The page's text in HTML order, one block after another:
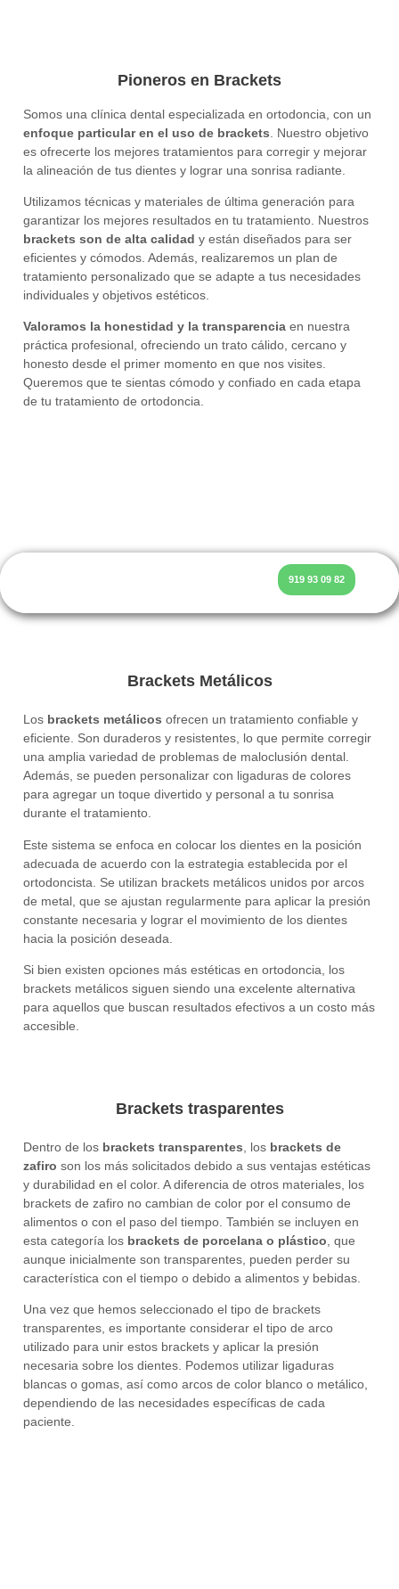
Pioneros en Brackets
Somos una clínica dental especializada en ortodoncia, con un
enfoque particular en el uso de brackets . Nuestro objetivo
es ofrecerte los mejores tratamientos para corregir y mejorar
la alineación de tus dientes y lograr una sonrisa radiante.
Utilizamos técnicas y materiales de última generación para
garantizar los mejores resultados en tu tratamiento. Nuestros
brackets son de alta calidad y están diseñados para ser
eficientes y cómodos. Además, realizaremos un plan de
tratamiento personalizado que se adapte a tus necesidades
individuales y objetivos estéticos.
Valoramos la honestidad y la transparencia en nuestra
práctica profesional, ofreciendo un trato cálido, cercano y
honesto desde el primer momento en que nos visites.
Queremos que te sientas cómodo y confiado en cada etapa
de tu tratamiento de ortodoncia.
919 93 09 82
Brackets Metálicos
Los brackets metálicos ofrecen un tratamiento confiable y
eficiente. Son duraderos y resistentes, lo que permite corregir
una amplia variedad de problemas de maloclusión dental.
Además, se pueden personalizar con ligaduras de colores
para agregar un toque divertido y personal a tu sonrisa
durante el tratamiento.
Este sistema se enfoca en colocar los dientes en la posición
adecuada de acuerdo con la estrategia establecida por el
ortodoncista. Se utilizan brackets metálicos unidos por arcos
de metal, que se ajustan regularmente para aplicar la presión
constante necesaria y lograr el movimiento de los dientes
hacia la posición deseada.
Si bien existen opciones más estéticas en ortodoncia, los
brackets metálicos siguen siendo una excelente alternativa
para aquellos que buscan resultados efectivos a un costo más
accesible.
Brackets trasparentes
Dentro de los brackets transparentes , los brackets de
zafiro son los más solicitados debido a sus ventajas estéticas
y durabilidad en el color. A diferencia de otros materiales, los
brackets de zafiro no cambian de color por el consumo de
alimentos o con el paso del tiempo. También se incluyen en
esta categoría los brackets de porcelana o plástico , que
aunque inicialmente son transparentes, pueden perder su
característica con el tiempo o debido a alimentos y bebidas.
Una vez que hemos seleccionado el tipo de brackets
transparentes, es importante considerar el tipo de arco
utilizado para unir estos brackets y aplicar la presión
necesaria sobre los dientes. Podemos utilizar ligaduras
blancas o gomas, así como arcos de color blanco o metálico,
dependiendo de las necesidades específicas de cada
paciente.